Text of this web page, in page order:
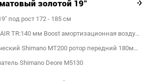
матовый золотой 19"
под рост 172 - 185 см
Вилка Uding UD36 AIR TR:140 мм Boost амортизационная воздушная
Тормоз гидравлический Shimano MT200 ротор передний 180мм, задний 180 мм
Shimano Deore M5130